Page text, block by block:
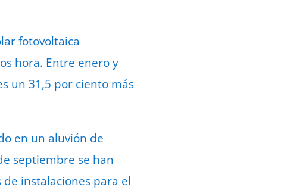
fotovoltaica
hora. Entre enero y
un 31,5 por ciento más
en un aluvión de
septiembre se han
instalaciones para el